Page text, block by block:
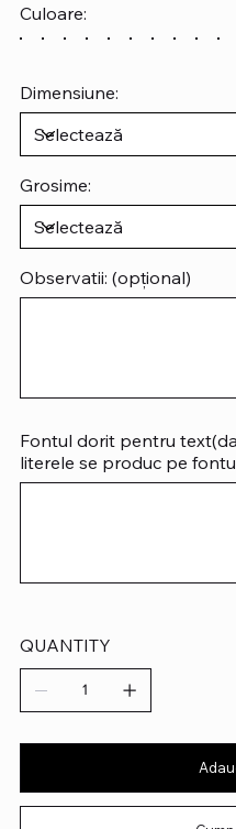
Culoare:
Dimensiune:
Grosime:
Observatii: (opțional)
Fontul dorit pentru
literele se produc pe
QUANTITY